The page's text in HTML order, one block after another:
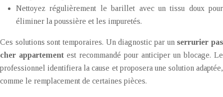
Nettoyez régulièrement le barillet avec un tissu doux pour
éliminer la poussière et les impuretés.
Ces solutions sont temporaires. Un diagnostic par un serrurier pas
cher appartement est recommandé pour anticiper un blocage. Le
professionnel identifiera la cause et proposera une solution adaptée,
comme le remplacement de certaines pièces.